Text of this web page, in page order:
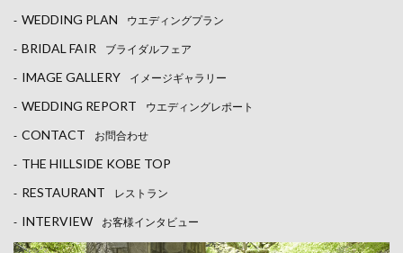
- WEDDING PLAN ウエディングプラン
- BRIDAL FAIR ブライダルフェア
- IMAGE GALLERY イメージギャラリー
- WEDDING REPORT ウエディングレポート
- CONTACT お問合わせ
- THE HILLSIDE KOBE TOP
- RESTAURANT レストラン
- INTERVIEW お客様インタビュー